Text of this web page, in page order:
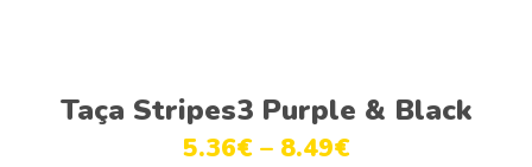
Ver opções
Taça Stripes3 Purple & Black
5.36€ – 8.49€